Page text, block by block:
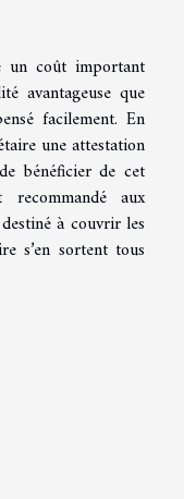
un coût important
avantageuse que
facilement. En
une attestation
bénéficier de cet
aux
à couvrir les
s’en sortent tous